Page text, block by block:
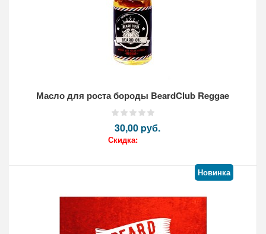
Масло для роста бороды BeardClub Reggae
30,00 pуб.
Скидка:
Кол-во:
Новинка